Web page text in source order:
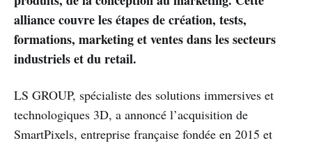
alliance couvre les étapes de création, tests,
formations, marketing et ventes dans les secteurs
industriels et du retail.
LS GROUP, spécialiste des solutions immersives et
technologiques 3D, a annoncé l’acquisition de
SmartPixels, entreprise française fondée en 2015 et